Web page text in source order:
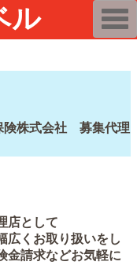
ル
険株式会社 募集代理
店として
広くお取り扱いをし
金請求などお気軽に
T
o
g
e
i
g
t